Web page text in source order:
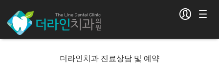
더라인치과 진료상담 및 예약